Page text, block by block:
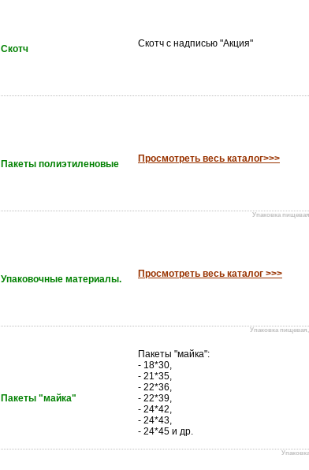
Скотч Скотч с надписью "Акция"
Пакеты полиэтиленовые Просмотреть весь каталог>>>
Упаковка
Упаковочные материалы. Просмотреть весь каталог >>>
Упаковка
Пакеты "майка"
Пакеты "майка":
- 18*30,
- 21*35,
- 22*36,
- 22*39,
- 24*42,
- 24*43,
- 24*45 и др.